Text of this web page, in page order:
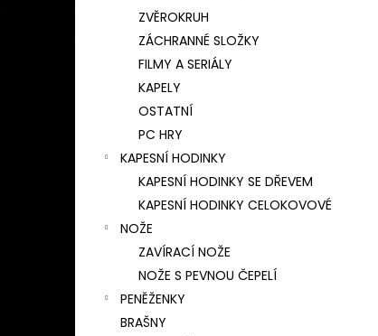
ZVĚROKRUH
ZÁCHRANNÉ SLOŽKY
FILMY A SERIÁLY
KAPELY
OSTATNÍ
PC HRY
KAPESNÍ HODINKY
KAPESNÍ HODINKY SE DŘEVEM
KAPESNÍ HODINKY CELOKOVOVÉ
NOŽE
ZAVÍRACÍ NOŽE
NOŽE S PEVNOU ČEPELÍ
PENĚŽENKY
BRAŠNY